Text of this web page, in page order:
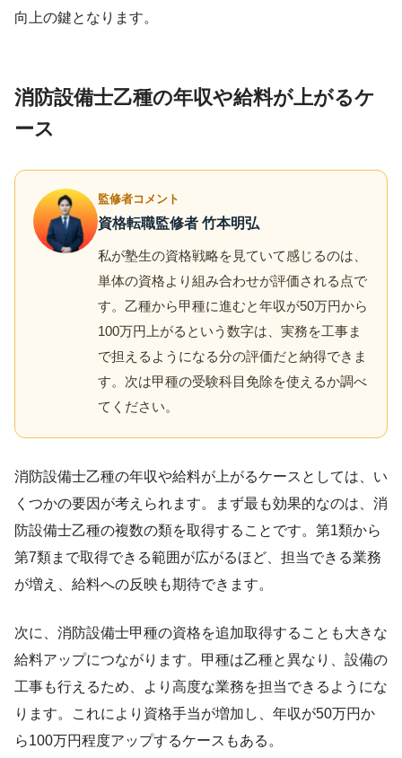
向上の鍵となります。
消防設備士乙種の年収や給料が上がるケ
ース
監修者コメント
資格転職監修者 竹本明弘
私が塾生の資格戦略を見ていて感じるのは、
単体の資格より組み合わせが評価される点で
す。乙種から甲種に進むと年収が50万円から
100万円上がるという数字は、実務を工事ま
で担えるようになる分の評価だと納得できま
す。次は甲種の受験科目免除を使えるか調べ
てください。
消防設備士乙種の年収や給料が上がるケースとしては、い
くつかの要因が考えられます。まず最も効果的なのは、消
防設備士乙種の複数の類を取得することです。第1類から
第7類まで取得できる範囲が広がるほど、担当できる業務
が増え、給料への反映も期待できます。
次に、消防設備士甲種の資格を追加取得することも大きな
給料アップにつながります。甲種は乙種と異なり、設備の
工事も行えるため、より高度な業務を担当できるようにな
ります。これにより資格手当が増加し、年収が50万円か
ら100万円程度アップするケースもある。